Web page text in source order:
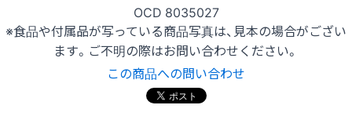
OCD 8035027
※食品や付属品が写っている商品写真は、見本の場合がござい
ます。ご不明の際はお問い合わせください。
この商品への問い合わせ